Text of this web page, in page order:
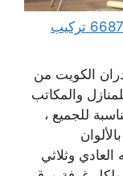
فني تركيب ورق جدران الكويت 66874433 تركيب
الكويت من
والمكاتب
للجميع ،
وثلاثي